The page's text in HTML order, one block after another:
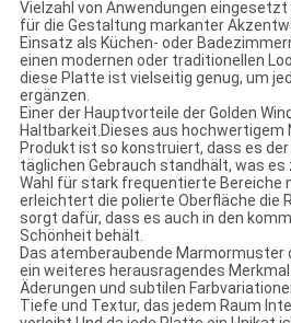
Vielzahl von Anwendungen eingesetzt
für die Gestaltung markanter
Einsatz als Küchen- oder
einen modernen oder traditionellen
diese Platte ist vielseitig genug, um
ergänzen.
Einer der Hauptvorteile der Golden
Haltbarkeit.Dieses aus
Produkt ist so konstruiert, dass es
täglichen Gebrauch standhält, was es
Wahl für stark frequentierte Bereiche
erleichtert die polierte Oberfläche die
sorgt dafür, dass es auch in den
Schönheit behält.
Das atemberaubende Marmormuster
ein weiteres herausragendes
Äderungen und subtilen
Tiefe und Textur, das jedem Raum